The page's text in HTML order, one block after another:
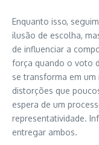
Enquanto isso,
ilusão de escolha,
de influenciar a
força quando o voto
se transforma em
distorções que
espera de um
representatividade.
entregar ambos.